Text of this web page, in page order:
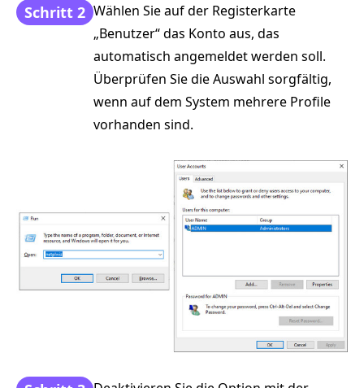
Schritt 2 Wählen Sie auf der Registerkarte
„Benutzer“ das Konto aus, das
automatisch angemeldet werden soll.
Überprüfen Sie die Auswahl sorgfältig,
wenn auf dem System mehrere Profile
vorhanden sind.